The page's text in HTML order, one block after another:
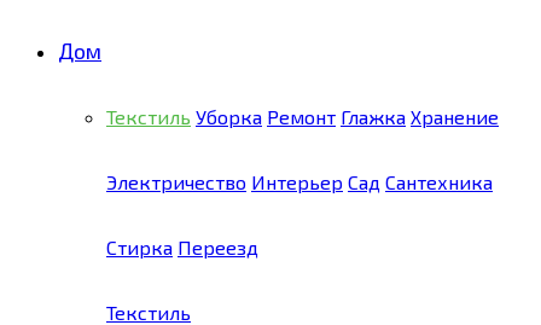
Дом
Текстиль Уборка Ремонт Глажка Хранение
Электричество Интерьер Сад Сантехника
Стирка Переезд
Текстиль